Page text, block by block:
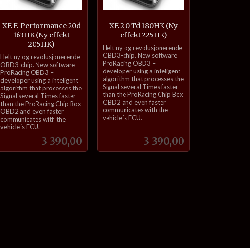
XE E-Performance 20d
163HK (Ny effekt
205HK)
Pris
3 390,00
inkl.
mva.
Helt ny og revolusjonerende
OBD3-chip. New software
ProRacing OBD3 –
developer using a inteligent
algorithm that processes the
Signal several Times faster
than the ProRacing Chip Box
OBD2 and even faster
communicates with the
vehicle´s ECU.
XE 2,0 Td 180HK (Ny
effekt 225HK)
Pris
3 390,00
inkl.
mva.
Helt ny og revolusjonerende
OBD3-chip. New software
ProRacing OBD3 –
developer using a inteligent
algorithm that processes the
Signal several Times faster
than the ProRacing Chip Box
OBD2 and even faster
communicates with the
vehicle´s ECU.